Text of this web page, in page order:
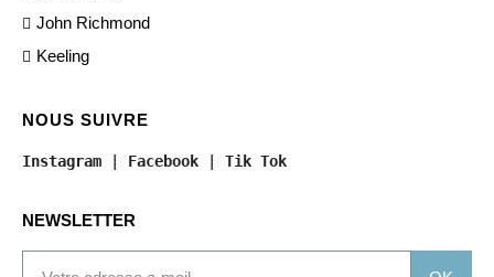
John Richmond
Keeling
NOUS SUIVRE
Instagram | Facebook | Tik Tok
NEWSLETTER